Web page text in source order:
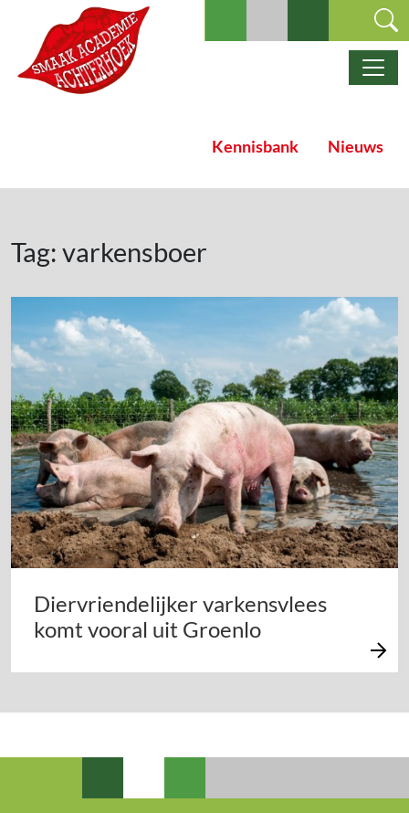
Ga naar de inhoud
Hoofdnavigatie
Kennisbank Nieuws
Tag: varkensboer
Diervriendelijker varkensvlees
komt vooral uit Groenlo